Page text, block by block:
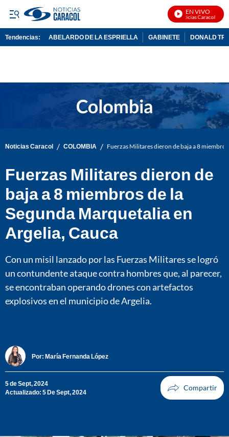
EN VIVO
Noticias Caracol En
Tendencias: ABELARDO DE LA ESPRIELLA GABINETE DONALD
Noticias Caracol / COLOMBIA / Fuerzas Militares dieron de baja a 8
Fuerzas Militares dieron de
baja a 8 miembros de la
Segunda Marquetalia en
Argelia, Cauca
Con un misil lanzado por las Fuerzas Militares se logró
un contundente ataque contra hombres que, al parecer,
se encontraban operando drones con artefactos
explosivos en el municipio de Argelia.
Por: María Fernanda López
5 de Sept, 2024
Actualizado: 5 De Sept, 2024